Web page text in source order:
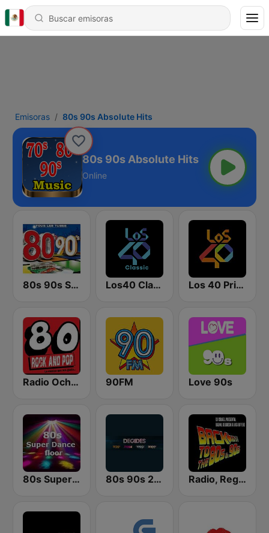
Emisoras 80s 90s Absolute Hits
80s 90s Absolute Hits
Online
80s 90s Super Pop Hits Los40 Classic Los 40 Principales
Radio Ochentas España 90FM Love 90s
80s Super Dance Floor 80s 90s 2000s Super Hits Radio, Regreso a los 80 y 90